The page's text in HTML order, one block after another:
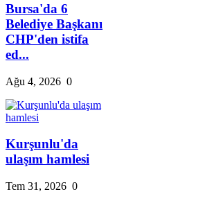
Bursa'da 6
Belediye Başkanı
CHP'den istifa
ed...
Ağu 4, 2026 0
Kurşunlu'da
ulaşım hamlesi
Tem 31, 2026 0